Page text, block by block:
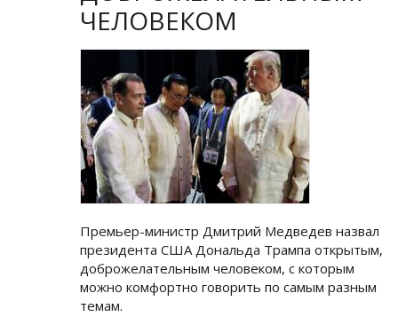
ЧЕЛОВЕКОМ
Премьер-министр Дмитрий Медведев назвал
президента США Дональда Трампа открытым,
доброжелательным человеком, с которым
можно комфортно говорить по самым разным
темам.